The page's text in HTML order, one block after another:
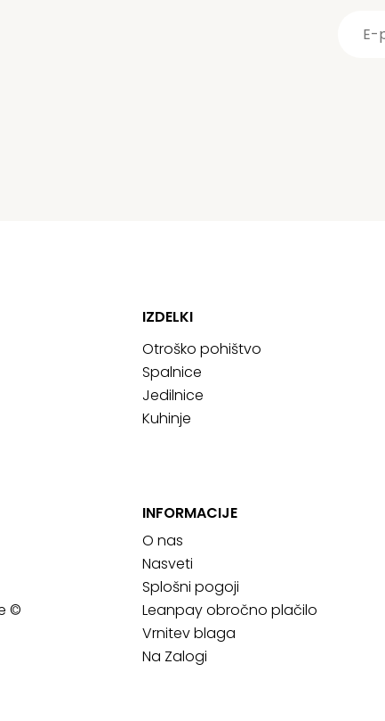
©
IZDELKI
Otroško pohištvo
Spalnice
Jedilnice
Kuhinje
INFORMACIJE
O nas
Nasveti
Splošni pogoji
Leanpay obročno plačilo
Vrnitev blaga
Na Zalogi